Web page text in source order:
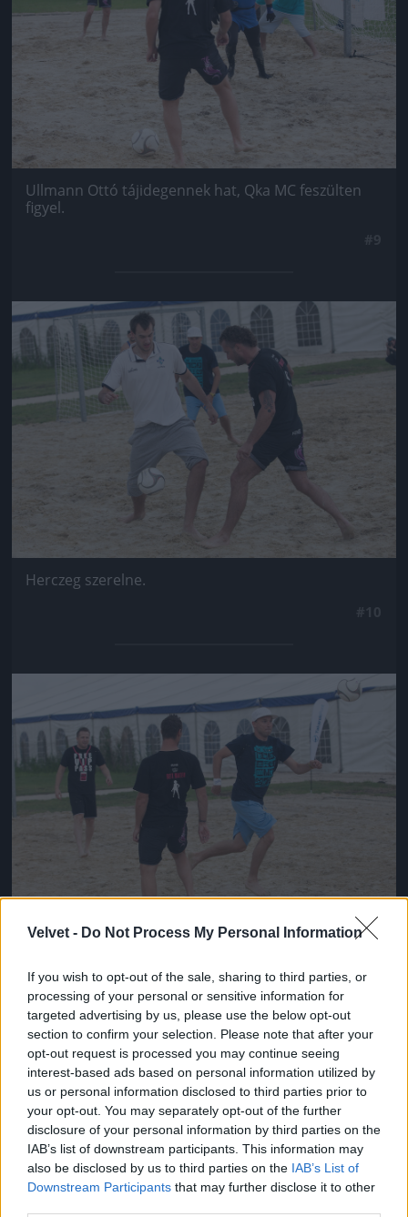
Velvet - Do Not Process My Personal Information
If you wish to opt-out of the sale, sharing to third parties, or
processing of your personal or sensitive information for
targeted advertising by us, please use the below opt-out
section to confirm your selection. Please note that after your
opt-out request is processed you may continue seeing
interest-based ads based on personal information utilized by
us or personal information disclosed to third parties prior to
your opt-out. You may separately opt-out of the further
disclosure of your personal information by third parties on the
IAB’s list of downstream participants. This information may
also be disclosed by us to third parties on the IAB’s List of
Downstream Participants that may further disclose it to other
Ullmann Ottó tájidegennek hat, Qka MC feszülten
figyel.
Jön még kép!
Herczeg szerelne.
Jön még kép!
#11
Jön még kép!